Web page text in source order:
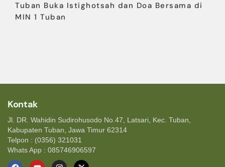
Tuban Buka Istighotsah dan Doa Bersama di
MIN 1 Tuban
Kontak
Jl. DR. Wahidin Sudirohusodo No.47, Latsari, Kec. Tuban,
Kabupaten Tuban, Jawa Timur 62314
Telpon : (0356) 321031
Whats App : 085746906597